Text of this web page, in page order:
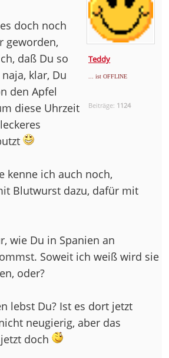
Teddy
... ist OFFLINE
Beiträge: 1124
doch noch
geworden,
daß Du so
klar, Du
den Apfel
diese Uhrzeit
kenne ich auch noch,
Blutwurst dazu, dafür mit
wie Du in Spanien an
Soweit ich weiß wird sie
oder?
lebst Du? Ist es dort jetzt
neugierig, aber das
doch